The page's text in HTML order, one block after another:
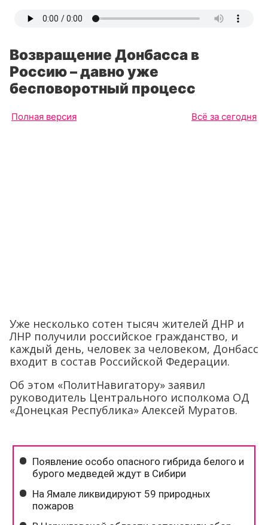
Возвращение Донбасса в
Россию – давно уже
бесповоротный процесс
Полная версия Всё за сегодня
Уже несколько сотен тысяч жителей ДНР и
ЛНР получили российское гражданство, и
каждый день, человек за человеком, Донбасс
входит в состав Российской Федерации.
Об этом «ПолитНавигатору» заявил
руководитель Центрального исполкома ОД
«Донецкая Республика» Алексей Муратов.